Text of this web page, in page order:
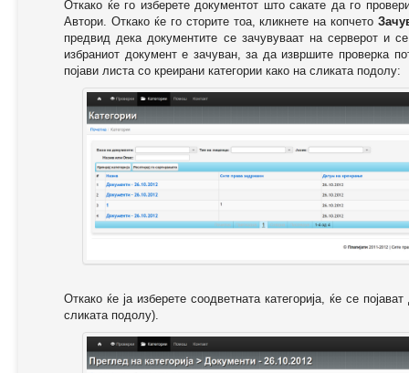
Откако ќе го изберете документот што сакате да го
Автори. Откако ќе го сторите тоа, кликнете на копчето
предвид дека документите се зачувуваат на серверот и
избраниот документ е зачуван, за да извршите проверка
појави листа со креирани категории како на сликата подолу:
Откако ќе ја изберете соодветната категорија, ќе се
сликата подолу).